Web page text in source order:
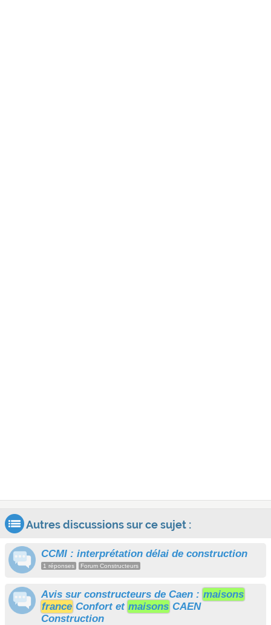
Autres discussions sur ce sujet :
CCMI : interprétation délai de construction
1 réponses Forum Constructeurs
Avis sur constructeurs de Caen : maisons
france Confort et maisons CAEN
Construction